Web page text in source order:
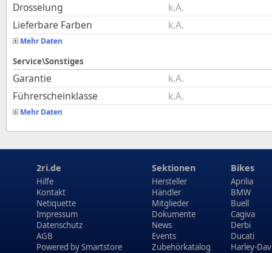
Drosselung
k.A.
Lieferbare Farben
k.A.
Mehr Daten
Service\Sonstiges
Garantie
k.A.
Führerscheinklasse
k.A.
Mehr Daten
2ri.de
Hilfe
Kontakt
Netiquette
Impressum
Datenschutz
AGB
Powered bySmartstore
Sektionen
Hersteller
Händler
Mitglieder
Dokumente
News
Events
Zubehörkatalog
Bikes
Aprilia
BMW
Buell
Cagiva
Derbi
Ducati
Harley-